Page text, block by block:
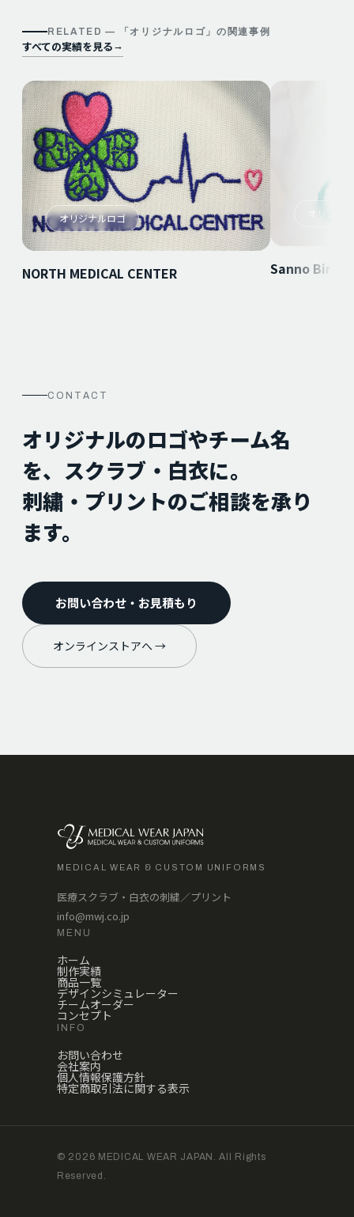
RELATED — 「 オリジナルロゴ 」の関連事例
すべての実績を見る →
オリジナルロゴ
NORTH MEDICAL CENTER
オリジナ
Sanno Birth
CONTACT
オリジナルのロゴやチーム名
を、スクラブ・白衣に。
刺繍・プリントのご相談を承り
ます。
お問い合わせ・お見積もり
オンラインストアへ →
MEDICAL WEAR & CUSTOM UNIFORMS
医療スクラブ・白衣の刺繍／プリント
info@mwj.co.jp
MENU
ホーム
制作実績
商品一覧
デザインシミュレーター
チームオーダー
コンセプト
INFO
お問い合わせ
会社案内
個人情報保護方針
特定商取引法に関する表示
© 2026 MEDICAL WEAR JAPAN. All Rights
Reserved.